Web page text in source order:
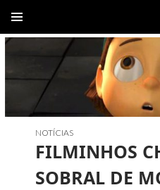
PARA
CONTEÚDO
NOTÍCIAS
FILMINHOS
SOBRAL DE